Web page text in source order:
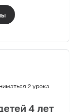
2 урока
4 лет